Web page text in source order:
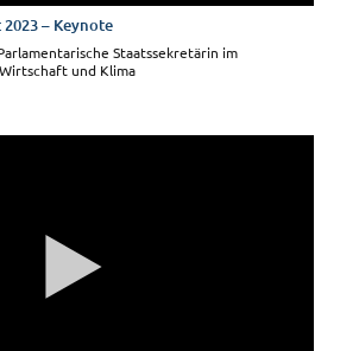
– Keynote
Staatssekretärin im
und Klima